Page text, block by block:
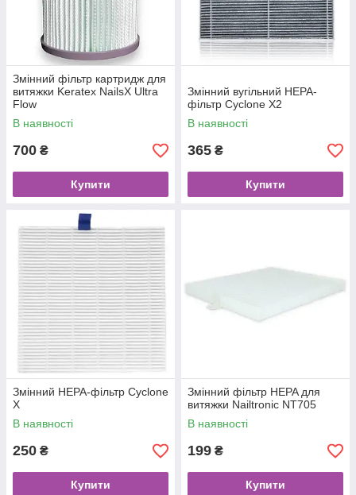
Змінний фільтр картридж для
витяжки Keratex NailsX Ultra
Flow
В наявності
700 ₴
Купити
Змінний вугільний HЕРА-
фільтр Cyclone X2
В наявності
365 ₴
Купити
Змінний HЕРА-фільтр Cyclone
X
В наявності
250 ₴
Купити
Змінний фільтр HEPA для
витяжки Nailtronic NT705
В наявності
199 ₴
Купити